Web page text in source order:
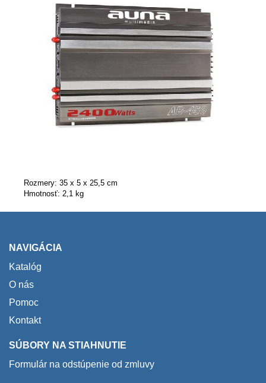
Rozmery: 35 x 5 x 25,5 cm
Hmotnosť: 2,1 kg
NAVIGÁCIA
Katalóg
O nás
Pomoc
Kontakt
SÚBORY NA STIAHNUTIE
Formulár na odstúpenie od zmluvy